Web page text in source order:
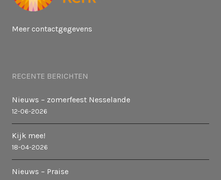
Meer contactgegevens
RECENTE BERICHTEN
Nieuws – zomerfeest Nesselande
12-06-2026
Kijk mee!
18-04-2026
Nieuws – Praise